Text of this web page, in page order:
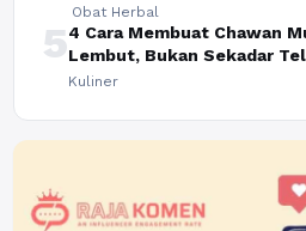
Obat Herbal
54 Cara Membuat Chawan
Lembut, Bukan Sekadar
Kuliner